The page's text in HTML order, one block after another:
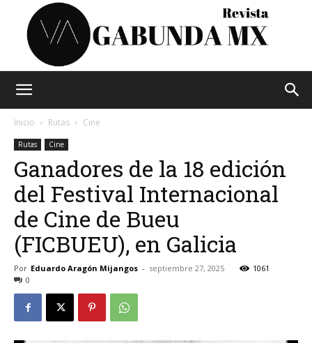
Mx
Inicio Rutas Cine
Rutas Cine
Ganadores de la 18 edición
del Festival Internacional
de Cine de Bueu
(FICBUEU), en Galicia
Por Eduardo Aragón Mijangos - septiembre 27, 2025
1061
0